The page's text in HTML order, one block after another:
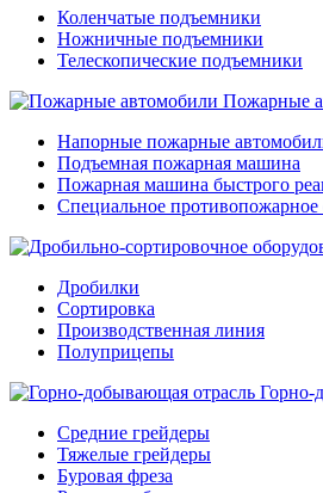
Коленчатые подъемники
Ножничные подъемники
Телескопические подъемники
Пожарные
Напорные пожарные
Подъемная пожарная машина
Пожарная машина быстрого
Специальное противопожарное
Дробилки
Сортировка
Производственная линия
Полуприцепы
Горно-
Средние грейдеры
Тяжелые грейдеры
Буровая фреза